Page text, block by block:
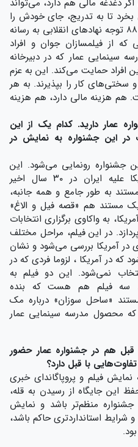
دغدغه مالی هم دارد، می‌تواند
بخرد تا به تدریج، جای خودش را
باز کند. اما به نظر من بعد از سال ۸۸ توجه نهادهای انقلابی به رسانه
از فیلمسازان جوان و افراد
سینمایی عمار که در دبیرخانه
افراد حمایت می‌کند. این به عزم
سختی‌های کار را بپذیرند. به هر
هم هزینه مالی دارد، هم هزینه
عمار دارید. کدام یک از این
در این جشنواره به نمایش در
جشنواره رونمایی می‌شود. این
فیلم به بررسی تحریم‌های آمریکا علیه ایران در ۳۰ سال اخیر
به طور جامع و همه جانبه،
مستند هم «قصه فیل و الاغ»
به واکاوی برگزاری انتخابات
در این فیلم، مراحل مختلف
در آمریکا بررسی می‌شود و نشان
در آمریکا ، لزوما فردی که در
نمی‌شود. این دو فیلم به
سه فیلم هم هست که بنده
«ساحل سوزان» درباره مک
که محصول مدرسه سینمایی عمار
قبل هم در جشنواره عمار حضور
با قبل دارد؟
فیلم و پروپاگاندای خبری
این جایگاه از رسیدن به قله،
منظم‌تر باشد و نمایش
شرایط استانداردتری حاکم باشد،